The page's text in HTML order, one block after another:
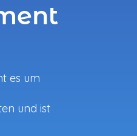
es um
und ist